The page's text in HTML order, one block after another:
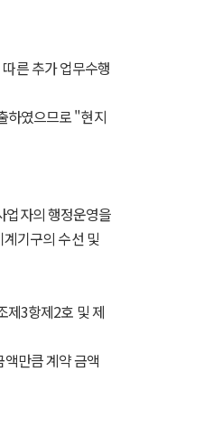
른 추가 업무수행
하였으므로 "현지
업자의 행정운영을
기구의 수선 및
제3항제2호 및 제
만큼 계약 금액